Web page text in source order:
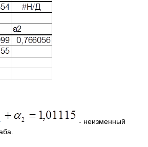
- неизменный